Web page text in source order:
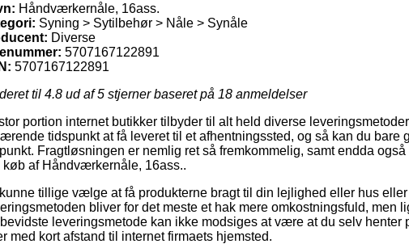
Håndværkernåle, 16ass.
Syning > Sytilbehør > Nåle > Synåle
Diverse
5707167122891
5707167122891
til 4.8 ud af 5 stjerner baseret på 18 anmeldelser
portion internet butikker tilbyder til alt held diverse
tidspunkt at få leveret til et afhentningssted, og så kan du bare
Fragtløsningen er nemlig ret så fremkommelig, samt endda
køb af Håndværkernåle, 16ass..
tillige vælge at få produkterne bragt til din lejlighed eller hus
bliver for det meste et hak mere omkostningsfuld, men
leveringsmetode kan ikke modsiges at være at du selv
med kort afstand til internet firmaets hjemsted.